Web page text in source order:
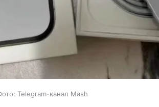
Telegram-канал Mash